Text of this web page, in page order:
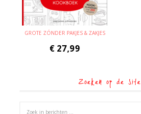
GROTE ZÓNDER PAKJES & ZAKJES
€ 27,99
Zoeken op de site